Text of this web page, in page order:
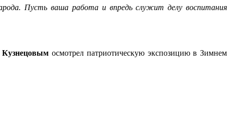
Пусть ваша работа и впредь служит делу воспитания
осмотрел патриотическую экспозицию в Зимнем